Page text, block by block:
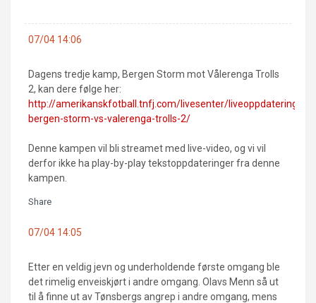
07/04 14:06
Dagens tredje kamp, Bergen Storm mot Vålerenga Trolls
2, kan dere følge her:
http://amerikanskfotball.tnfj.com/livesenter/liveoppdatering-
bergen-storm-vs-valerenga-trolls-2/
Denne kampen vil bli streamet med live-video, og vi vil
derfor ikke ha play-by-play tekstoppdateringer fra denne
kampen.
Share
07/04 14:05
Etter en veldig jevn og underholdende første omgang ble
det rimelig enveiskjørt i andre omgang. Olavs Menn så ut
til å finne ut av Tønsbergs angrep i andre omgang, mens